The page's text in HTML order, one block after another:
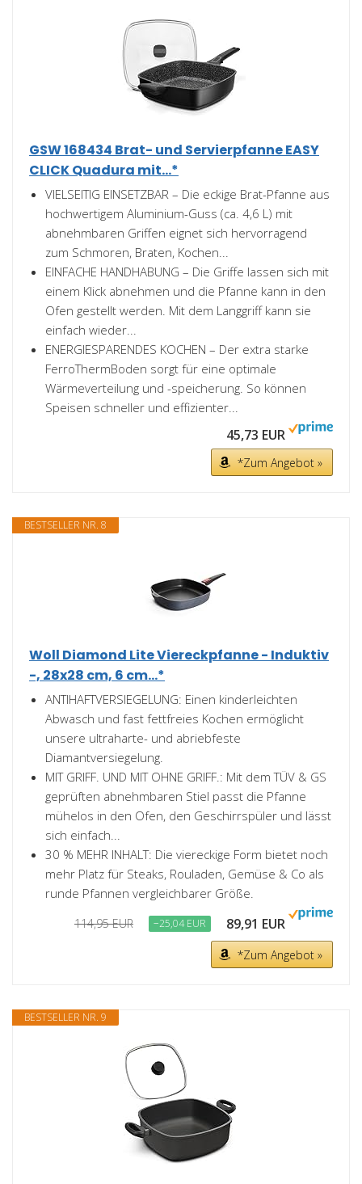
GSW 168434 Brat- und Servierpfanne EASY
CLICK Quadura mit...*
VIELSEITIG EINSETZBAR – Die eckige Brat-Pfanne aus
hochwertigem Aluminium-Guss (ca. 4,6 L) mit
abnehmbaren Griffen eignet sich hervorragend
zum Schmoren, Braten, Kochen...
EINFACHE HANDHABUNG – Die Griffe lassen sich mit
einem Klick abnehmen und die Pfanne kann in den
Ofen gestellt werden. Mit dem Langgriff kann sie
einfach wieder...
ENERGIESPARENDES KOCHEN – Der extra starke
FerroThermBoden sorgt für eine optimale
Wärmeverteilung und -speicherung. So können
Speisen schneller und effizienter...
45,73 EUR
*Zum Angebot »
BESTSELLER NR. 8
Woll Diamond Lite Viereckpfanne - Induktiv
-, 28x28 cm, 6 cm...*
ANTIHAFTVERSIEGELUNG: Einen kinderleichten
Abwasch und fast fettfreies Kochen ermöglicht
unsere ultraharte- und abriebfeste
Diamantversiegelung.
MIT GRIFF. UND MIT OHNE GRIFF.: Mit dem TÜV & GS
geprüften abnehmbaren Stiel passt die Pfanne
mühelos in den Ofen, den Geschirrspüler und lässt
sich einfach...
30 % MEHR INHALT: Die viereckige Form bietet noch
mehr Platz für Steaks, Rouladen, Gemüse & Co als
runde Pfannen vergleichbarer Größe.
114,95 EUR −25,04 EUR 89,91 EUR
*Zum Angebot »
BESTSELLER NR. 9